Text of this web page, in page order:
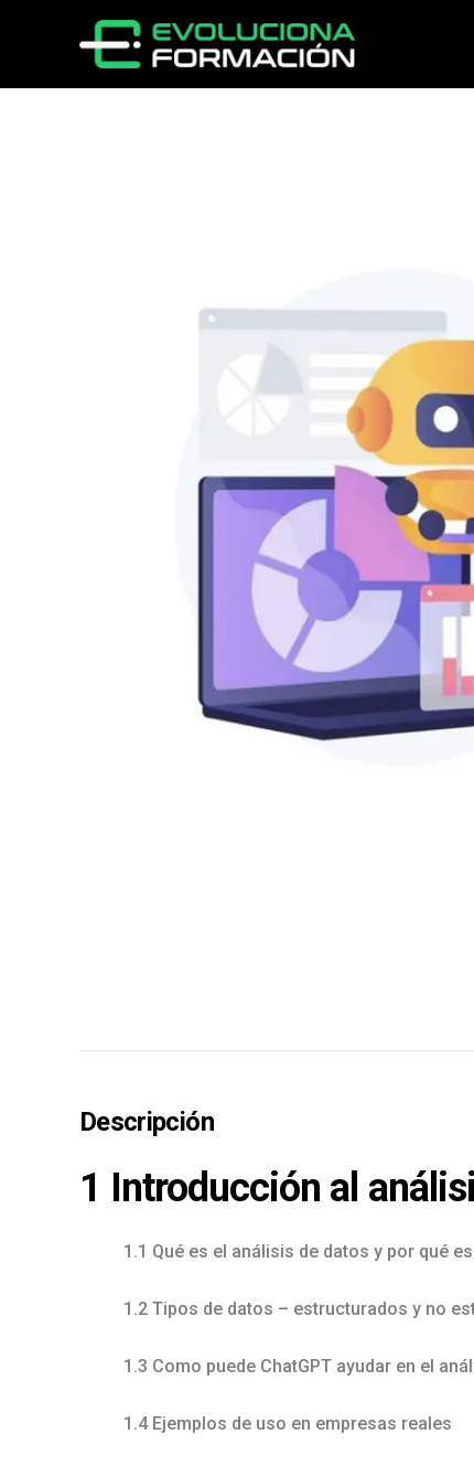
Descripción
1 Introducción al
1.1 Qué es el análisis de datos y por qué
1.2 Tipos de datos – estructurados y no
1.3 Como puede ChatGPT ayudar en el
1.4 Ejemplos de uso en empresas reales